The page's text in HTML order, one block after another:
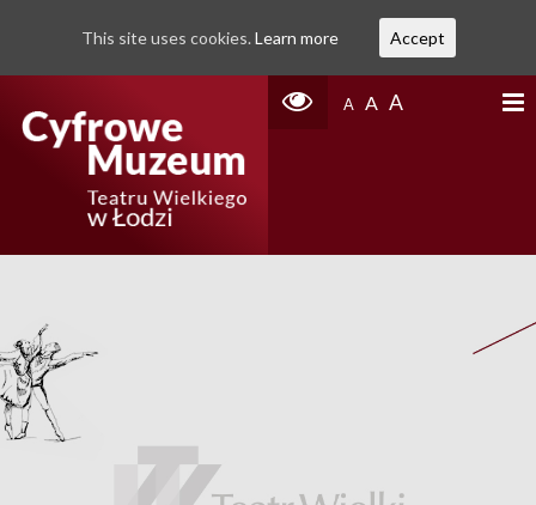
A A A
This site uses cookies. Learn more Accept